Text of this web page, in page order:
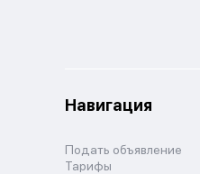
Навигация
Подать объявление
Тарифы